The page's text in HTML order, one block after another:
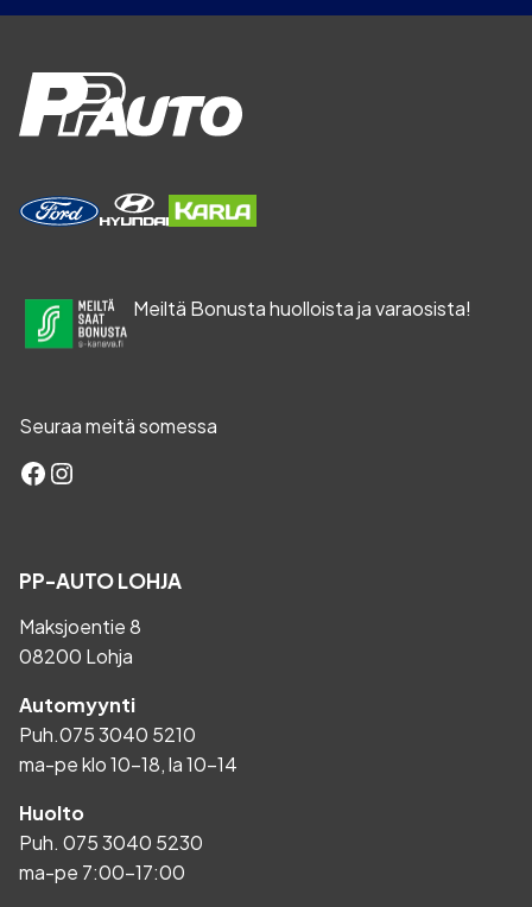
Meiltä Bonusta huolloista ja varaosista!
Seuraa meitä somessa
Facebook
Instagram
PP-AUTO LOHJA
Maksjoentie 8
08200 Lohja
Automyynti
Puh.075 3040 5210
ma-pe klo 10-18, la 10-14
Huolto
Puh. 075 3040 5230
ma-pe 7:00-17:00